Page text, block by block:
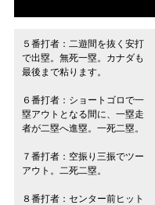
５番打者：二遊間を抜く安打
で出塁。無死一塁。カナダも
最後まで粘ります。
６番打者：ショートゴロで一
塁アウトとなる間に、一塁走
者が二塁へ進塁。一死二塁。
７番打者：空振り三振でツー
アウト。二死二塁。
８番打者：センター前ヒット